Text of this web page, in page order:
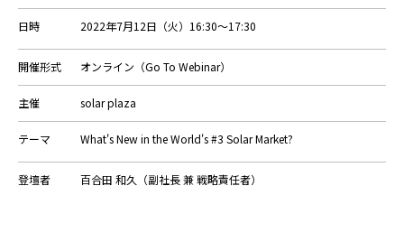
日時 2022年7月12日（火）16:30～17:30
開催形式 オンライン（Go To Webinar）
主催 solar plaza
テーマ What's New in the World's #3 Solar Market?
登壇者 百合田 和久（副社長 兼 戦略責任者）